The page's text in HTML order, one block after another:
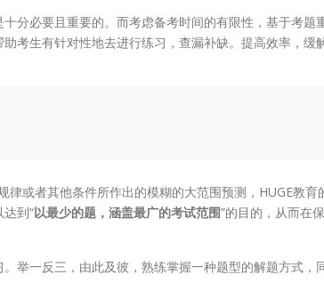
分必要且重要的。而考虑备考时间的有限性，基于考题
考生有针对性地去进行练习，查漏补缺。提高效率，缓
律或者其他条件所作出的模糊的大范围预测，HUGE教育
到“以最少的题，涵盖最广的考试范围”的目的，从而在保
举一反三，由此及彼，熟练掌握一种题型的解题方式，